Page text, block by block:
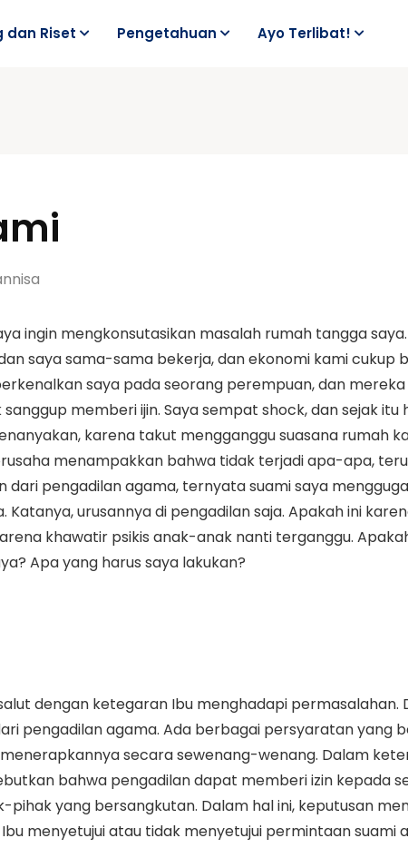
dan Riset Pengetahuan Ayo Terlibat!
ingin mengkonsutasikan masalah rumah tangga
saya sama-sama bekerja, dan ekonomi kami cukup
saya pada seorang perempuan, dan
memberi ijin. Saya sempat shock, dan sejak
karena takut mengganggu suasana rumah
menampakkan bahwa tidak terjadi apa-apa,
pengadilan agama, ternyata suami saya
urusannya di pengadilan saja. Apakah ini
khawatir psikis anak-anak nanti terganggu.
Apa yang harus saya lakukan?
dengan ketegaran Ibu menghadapi permasalahan.
pengadilan agama. Ada berbagai persyaratan yang
secara sewenang-wenang. Dalam
bahwa pengadilan dapat memberi izin kepada
yang bersangkutan. Dalam hal ini, keputusan
menyetujui atau tidak menyetujui permintaan suami